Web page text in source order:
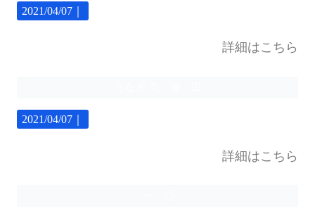
2021/04/07｜
詳細はこちら
2021/04/07｜
詳細はこちら